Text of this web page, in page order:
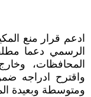
ادعم قرار منع
الرسمي دعما
المحافظات،
واقترح ادراجه
ومتوسطة وبعيدة